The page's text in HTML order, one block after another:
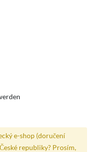
e-shop (doručení
republiky? Prosím,